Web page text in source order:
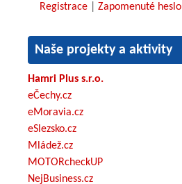
Registrace Zapomenuté heslo
Naše projekty a aktivity
Hamri Plus s.r.o.
eČechy.cz
eMoravia.cz
eSlezsko.cz
Mládež.cz
MOTORcheckUP
NejBusiness.cz